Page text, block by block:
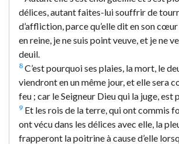
délices, autant faites-lui souffrir de
d’affliction, parce qu’elle dit en son cœur
en reine, je ne suis point veuve, et je ne
deuil.
8 C’est pourquoi ses plaies, la mort, le
viendront en un même jour, et elle sera
feu ; car le Seigneur Dieu qui la juge, est
9 Et les rois de la terre, qui ont commis
ont vécu dans les délices avec elle, la
frapperont la poitrine à cause d’elle